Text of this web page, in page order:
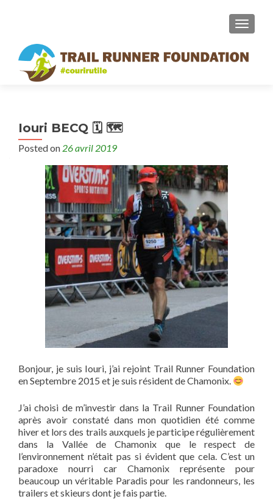
MENU
Iouri BECQ 🗓 🗺
Posted on 26 avril 2019
Bonjour, je suis Iouri, j’ai rejoint Trail Runner Foundation
en Septembre 2015 et je suis résident de Chamonix.
J’ai choisi de m’investir dans la Trail Runner Foundation
après avoir constaté dans mon quotidien été comme
hiver et lors des trails auxquels je participe régulièrement
dans la Vallée de Chamonix que le respect de
l’environnement n’était pas si évident que cela. C’est un
paradoxe nourri car Chamonix représente pour
beaucoup un véritable Paradis pour les randonneurs, les
trailers et skieurs dont je fais partie.